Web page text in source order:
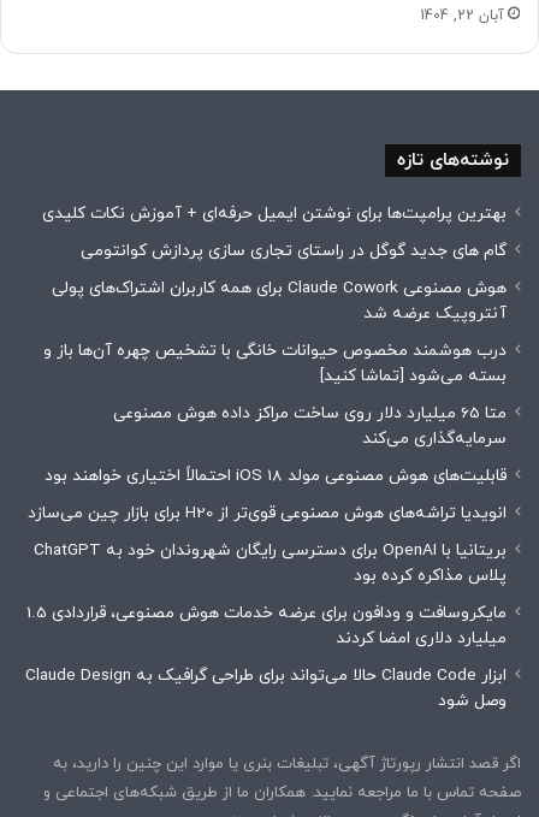
آبان 22, 1404
نوشته‌های تازه
بهترین پرامپت‌ها برای نوشتن ایمیل حرفه‌ای + آموزش نکات کلیدی
گام های جدید گوگل در راستای تجاری سازی پردازش کوانتومی
هوش مصنوعی Claude Cowork برای همه کاربران اشتراک‌های پولی
آنتروپیک عرضه شد
درب هوشمند مخصوص حیوانات خانگی با تشخیص چهره آن‌ها باز و
بسته می‌شود [تماشا کنید]
متا 65 میلیارد دلار روی ساخت مراکز داده هوش مصنوعی
سرمایه‌گذاری می‌کند
قابلیت‌های هوش مصنوعی مولد iOS 18 احتمالاً اختیاری خواهند بود
انویدیا تراشه‌های هوش مصنوعی قوی‌تر از H20 برای بازار چین می‌سازد
بریتانیا با OpenAI برای دسترسی رایگان شهروندان خود به ChatGPT
پلاس مذاکره کرده بود
مایکروسافت و ودافون برای عرضه خدمات هوش مصنوعی، قراردادی 1.5
میلیارد دلاری امضا کردند
ابزار Claude Code حالا می‌تواند برای طراحی گرافیک به Claude Design
وصل شود
اگر قصد انتشار رپورتاژ آگهی، تبلیغات بنری یا موارد این چنین را دارید، به
صفحه تماس با ما مراجعه نمایید. همکاران ما از طریق شبکه‌های اجتماعی و